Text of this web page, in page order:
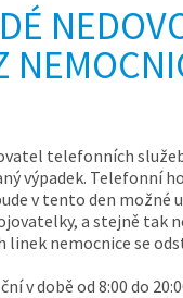
telefonních
výpadek. Telefonní
v tento den
a stejně tak
linek nemocnice se
v době od 8:00 do